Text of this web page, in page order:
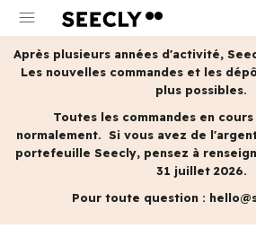
menu
Après plusieurs années d'activité,
Les nouvelles commandes et les
plus possibles.
Toutes les commandes en
normalement. Si vous avez de
portefeuille Seecly, pensez à
31 juillet 2026.
Pour toute question :